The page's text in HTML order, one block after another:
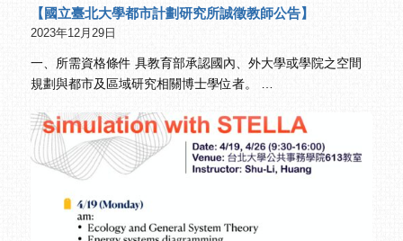
【國立臺北大學都市計劃研究所誠徵教師公告】
2023年12月29日
一、所需資格條件 具教育部承認國內、外大學或學院之空間
規劃與都市及區域研究相關博士學位者。 …